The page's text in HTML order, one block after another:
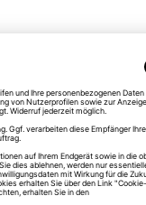
für perfekte